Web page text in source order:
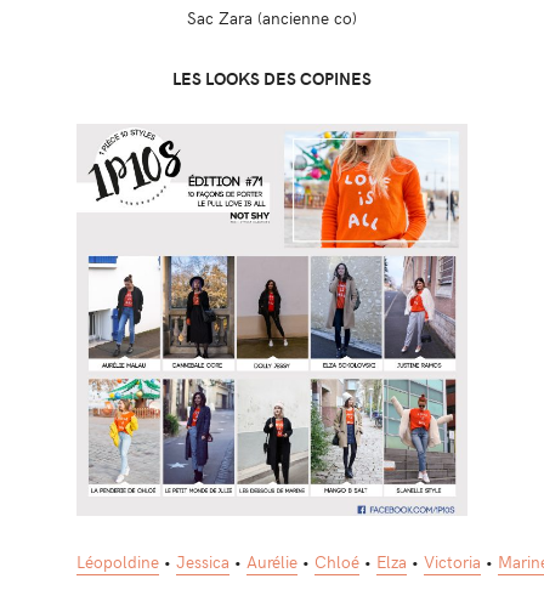
Sac Zara (ancienne co)
LES LOOKS DES COPINES
Léopoldine• Jessica • Aurélie• Chloé• Elza • Victoria •